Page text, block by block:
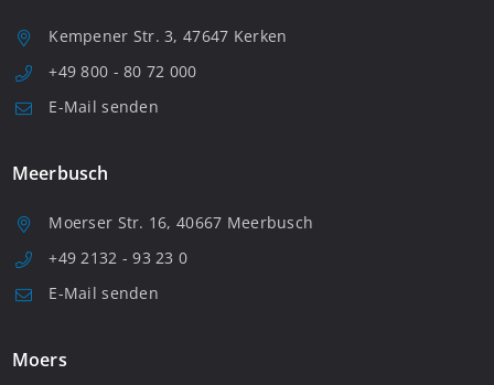
Kempener Str. 3, 47647 Kerken
+49 800 - 80 72 000
E-Mail senden
Meerbusch
Moerser Str. 16, 40667 Meerbusch
+49 2132 - 93 23 0
E-Mail senden
Moers